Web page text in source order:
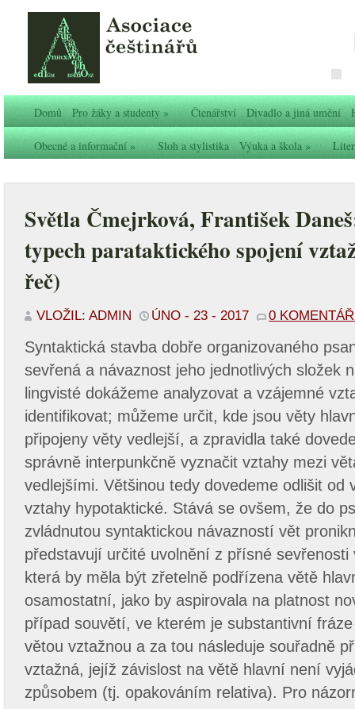
Domů Pro žáky a studenty» Čtenářství Divadlo a jiná umění
Obecné a informační» Sloh a stylistika Výuka a škola»
Světla Čmejrková, František
typech parataktického spojení
řeč)
VLOŽIL: ADMIN ÚNO - 23 - 2017 0
Syntaktická stavba dobře organizovaného
sevřená a návaznost jeho jednotlivých složek
lingvisté dokážeme analyzovat a vzájemné
identifikovat; můžeme určit, kde jsou věty
připojeny věty vedlejší, a zpravidla také
správně interpunkčně vyznačit vztahy mezi
vedlejšími. Většinou tedy dovedeme odlišit od
vztahy hypotaktické. Stává se ovšem, že do
zvládnutou syntaktickou návazností vět
představují určité uvolnění z přísné
která by měla být zřetelně podřízena větě
osamostatní, jako by aspirovala na platnost
případ souvětí, ve kterém je substantivní
větou vztažnou a za tou následuje souřadně
vztažná, jejíž závislost na větě hlavní není
způsobem (tj. opakováním relativa). Pro